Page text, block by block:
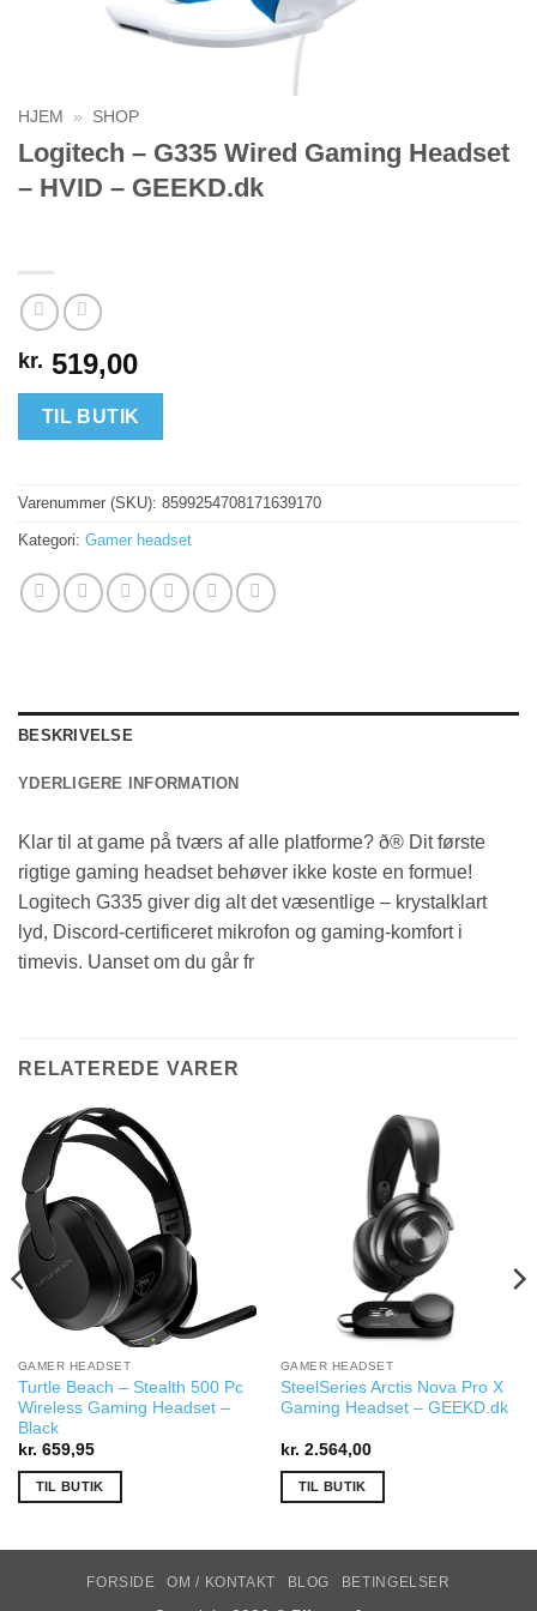
HJEM » SHOP
Logitech – G335 Wired Gaming Headset
– HVID – GEEKD.dk
kr. 519,00
TIL BUTIK
Varenummer (SKU): 8599254708171639170
Kategori: Gamer headset
BESKRIVELSE
YDERLIGERE INFORMATION
Klar til at game på tværs af alle platforme? ð® Dit første
rigtige gaming headset behøver ikke koste en formue!
Logitech G335 giver dig alt det væsentlige – krystalklart
lyd, Discord-certificeret mikrofon og gaming-komfort i
timevis. Uanset om du går fr
RELATEREDE VARER
GAMER HEADSET
Turtle Beach – Stealth 500 Pc
Wireless Gaming Headset –
Black
kr. 659,95
TIL BUTIK
GAMER HEADSET
SteelSeries Arctis Nova Pro X
Gaming Headset – GEEKD.dk
kr. 2.564,00
TIL BUTIK
FORSIDE OM / KONTAKT BLOG BETINGELSER